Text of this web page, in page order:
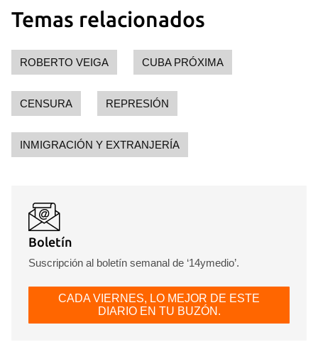
Para poder guardar como favorito, primero has de
INICIAR SESIÓN CANCELAR
Temas relacionados
ROBERTO VEIGA CUBA PRÓXIMA
CENSURA REPRESIÓN
INMIGRACIÓN Y EXTRANJERÍA
Boletín
Suscripción al boletín semanal de ‘14ymedio’.
CADA VIERNES, LO MEJOR DE ESTE
DIARIO EN TU BUZÓN.